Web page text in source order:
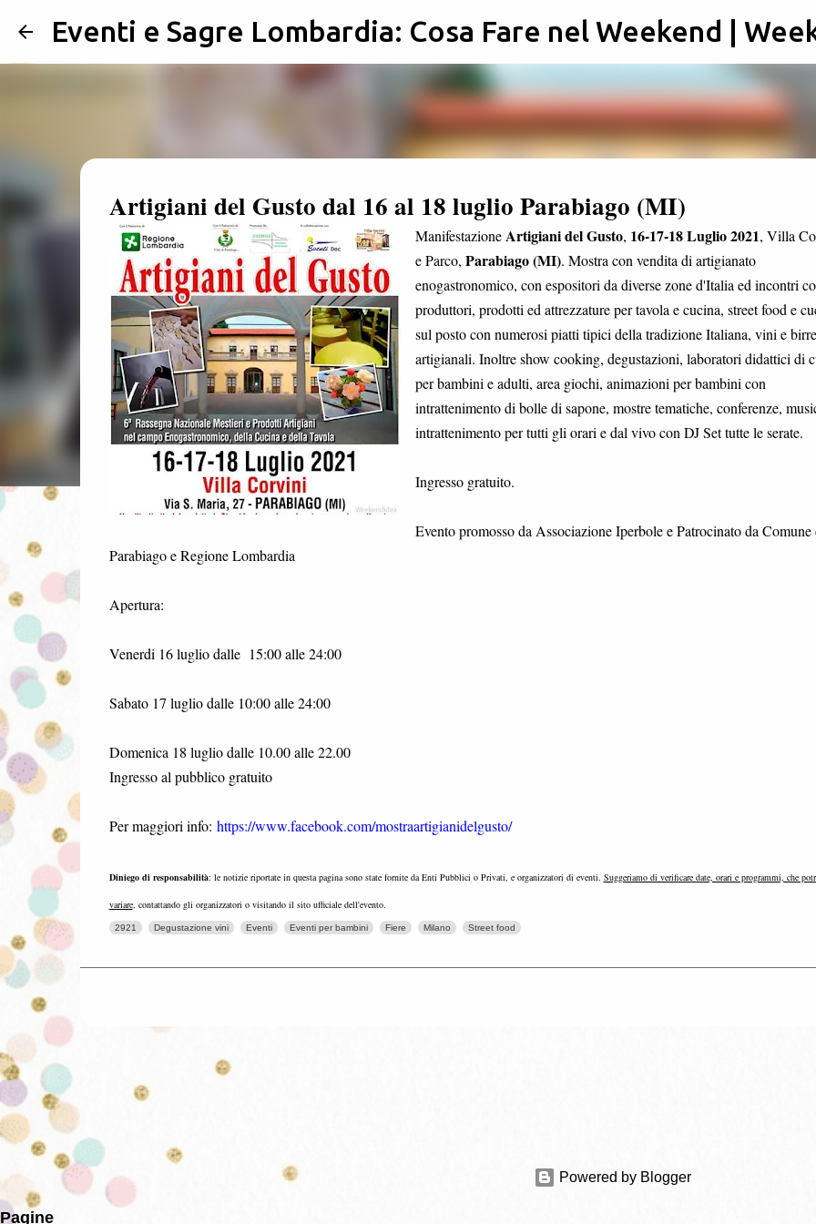
Passa ai contenuti principali
Eventi e Sagre Lombardia: Cosa Fare nel Weekend |
Artigiani del Gusto dal 16 al 18 luglio Parabiago (MI)
ManifestazioneArtigiani del Gusto, 16-17-18 Luglio 2021, Villa
e Parco, Parabiago (MI). Mostra con vendita di artigianato
enogastronomico, con espositori da diverse zone d'Italia ed incontri
produttori, prodotti ed attrezzature per tavola e cucina, street food e
sul posto con numerosi piatti tipici della tradizione Italiana, vini e birre
artigianali. Inoltre show cooking, degustazioni, laboratori didattici di
per bambini e adulti, area giochi, animazioni per bambini con
intrattenimento di bolle di sapone, mostre tematiche, conferenze,
intrattenimento per tutti gli orari e dal vivo con DJ Set tutte le serate.
Ingresso gratuito.
Evento promosso da Associazione Iperbole e Patrocinato da Comune
Parabiago e Regione Lombardia
Apertura:
Venerdi 16 luglio dalle 15:00 alle 24:00
Sabato 17 luglio dalle 10:00 alle 24:00
Domenica 18 luglio dalle 10.00 alle 22.00
Ingresso al pubblico gratuito
Per maggiori info: https://www.facebook.com/mostraartigianidelgusto/
Diniego di responsabilità: le notizie riportate in questa pagina sono state fornite da Enti Pubblici o Privati, e organizzatori di eventi. Suggeriamo di verificare date, orari e programmi, che
variare, contattando gli organizzatori o visitando il sito ufficiale dell'evento.
2921 Degustazione vini Eventi Eventi per bambini Fiere Milano Street food
Powered by Blogger
Pagine